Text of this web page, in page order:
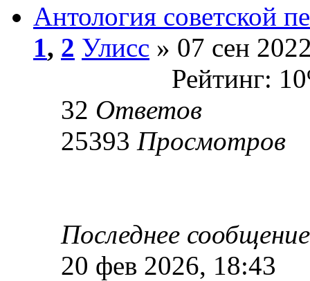
Антология советской
1, 2 Улисс » 07 сен
Рейтинг:
32 Ответов
25393 Просмотров
Последнее
20 фев 2026, 18:43